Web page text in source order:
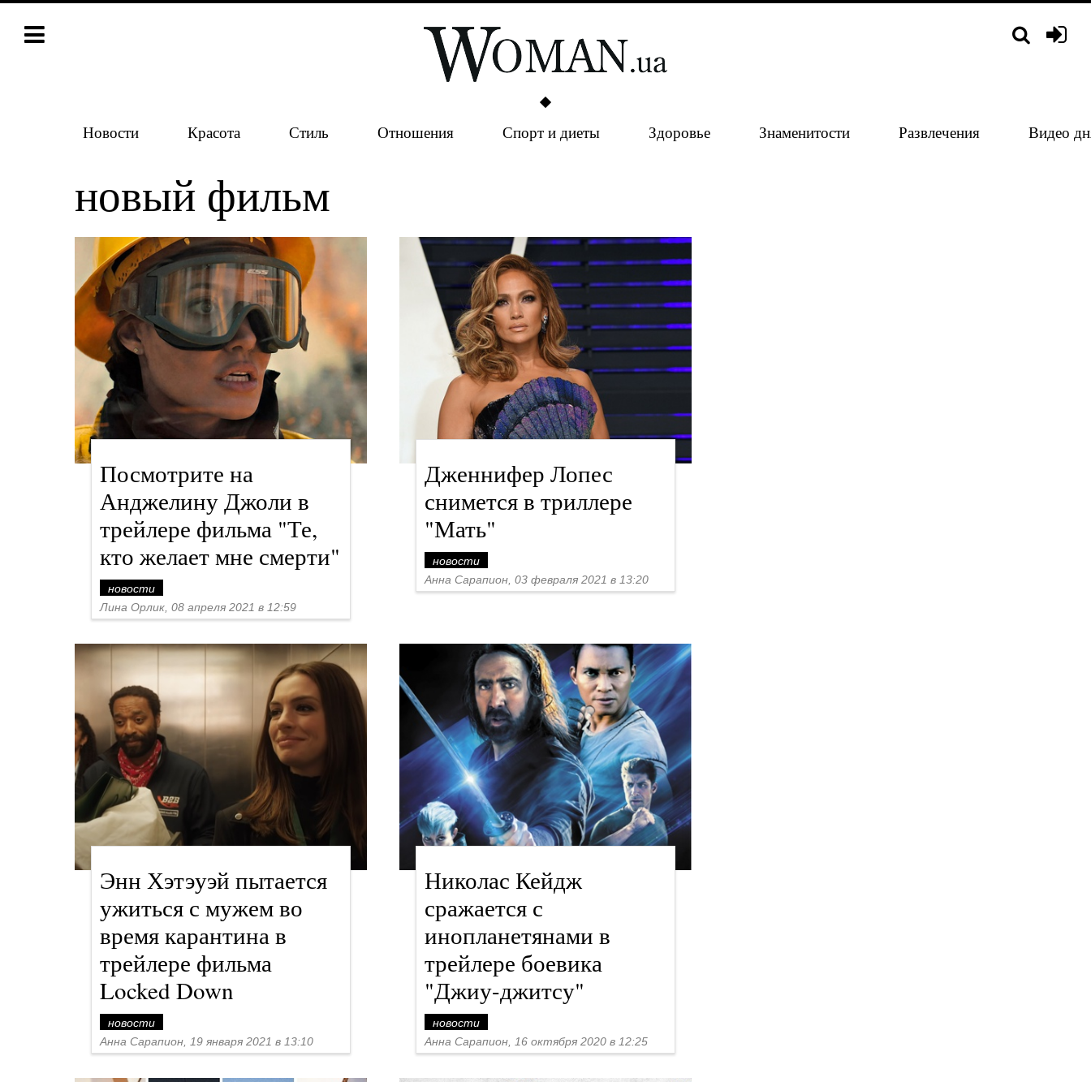
Новости Красота Стиль Отношения Спорт и диеты Здоровье Знаменитости Развлечения Видео
новый фильм
Посмотрите на
Анджелину Джоли в
трейлере фильма "Те,
кто желает мне смерти"
новости
Лина Орлик, 08 апреля 2021 в 12:59
Дженнифер Лопес
снимется в триллере
"Мать"
новости
Анна Сарапион, 03 февраля 2021 в 13:20
Энн Хэтэуэй пытается
ужиться с мужем во
время карантина в
трейлере фильма
Locked Down
новости
Анна Сарапион, 19 января 2021 в 13:10
Николас Кейдж
сражается с
инопланетянами в
трейлере боевика
"Джиу-джитсу"
новости
Анна Сарапион, 16 октября 2020 в 12:25